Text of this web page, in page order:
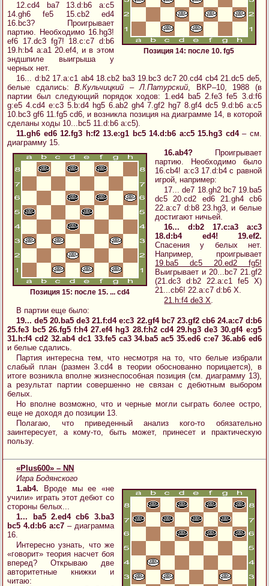
Позиция 14: после 10. fg5
12.cd4 ba7 13.d:b6 a:c5
14.gh6 fe5 15.cb2 ed4
16.bc3? Проигрывает
партию. Необходимо 16.hg3!
ef6 17.dc3 fg7! 18.c:c7 d:b6
19.h:b4 a:a1 20.ef4, и в этом
эндшпиле выигрыша у
черных нет.
16... d:b2 17.a:c1 ab4 18.cb2 ba3 19.bc3 dc7 20.cd4 cb4 21.dc5 de5,
белые сдались:В.Кульчицкий – Л.Патурский, ВКР–10, 1988 (в
партии был следующий порядок ходов: 1.ed4 ba5 2.fe3 fe5 3.d:f6
g:e5 4.cd4 e:c3 5.b:d4 hg5 6.ab2 gh4 7.gf2 hg7 8.gf4 dc5 9.d:b6 a:c5
10.bc3 gf6 11.fg5 cd6, и возникла позиция на диаграмме 14, в которой
сделаны ходы 10...bc5 11.d:b6 a:c5).
11.gh6 ed6 12.fg3 h:f2 13.e:g1 bc5 14.d:b6 a:c5 15.hg3 cd4– см.
диаграмму 15.
Позиция 15: после 15. ... cd4
16.ab4? Проигрывает
партию. Необходимо было
16.cb4! a:c3 17.d:b4 с равной
игрой, например:
17... de7 18.gh2 bc7 19.ba5
dc5 20.cd2 ed6 21.gh4 cb6
22.a:c7 d:b8 23.hg3, и белые
достигают ничьей.
16... d:b2 17.c:a3 a:c3
18.d:b4 ed4! 19.ef2.
Спасения у белых нет.
Например, проигрывает
19.ba5 dc5 20.ed2 fg5!
Выигрывает и 20...bc7 21.gf2
(21.dc3 d:b2 22.a:c1 fe5 X)
21...cb6! 22.a:c7 d:b6 X.
21.h:f4 de3 X.
В партии еще было:
19... de5 20.ba5 de3 21.f:d4 e:c3 22.gf4 bc7 23.gf2 cb6 24.a:c7 d:b6
25.fe3 bc5 26.fg5 f:h4 27.ef4 hg3 28.f:h2 cd4 29.hg3 de3 30.gf4 e:g5
31.h:f4 cd2 32.ab4 dc1 33.fe5 ca3 34.ba5 ac5 35.ed6 c:e7 36.ab6 ed6
и белые сдались.
Партия интересна тем, что несмотря на то, что белые избрали
слабый план (размен 3.cd4 в теории обоснованно порицается), в
итоге возникла вполне жизнеспособная позиция (см. диаграмму 13),
а результат партии совершенно не связан с дебютным выбором
белых.
Но вполне возможно, что и черные могли сыграть более остро,
еще не доходя до позиции 13.
Полагаю, что приведенный анализ кого-то обязательно
заинтересует, а кому-то, быть может, принесет и практическую
пользу.
«Plus600» – NN
Игра Бодянского
1.ab4. Вроде мы ее «не
учили» играть этот дебют со
стороны белых...
1... ba5 2.ed4 cb6 3.ba3
bc5 4.d:b6 a:c7 – диаграмма
16.
Интересно узнать, что же
«говорит» теория насчет боя
вперед? Открываю две
авторитетные книжки и
читаю: